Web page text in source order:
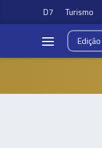
D7 Turismo
Edição